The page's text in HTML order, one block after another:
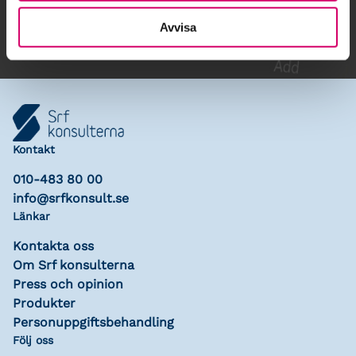
Avvisa
Kontakt
010-483 80 00
info@srfkonsult.se
Länkar
Kontakta oss
Om Srf konsulterna
Press och opinion
Produkter
Personuppgiftsbehandling
Följ oss